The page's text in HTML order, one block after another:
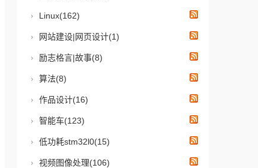
Linux(162)
网站建设|网页设计(1)
励志格言|故事(8)
算法(8)
作品设计(16)
智能车(123)
低功耗stm32l0(15)
视频图像处理(106)